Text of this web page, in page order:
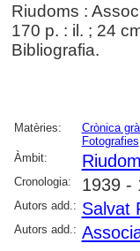
Riudoms :
170 p. : il. ; 24
Bibliografia.
Matèries: Crònica
Fotografies
Àmbit:
Cronologia: 1939 -
Autors add.: Salvat
Autors add.: